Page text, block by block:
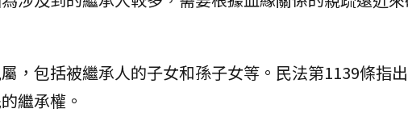
，包括被繼承人的子女和孫子女等。民法第1139條指
繼承權。